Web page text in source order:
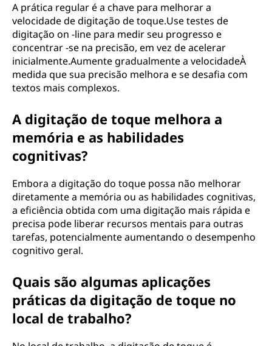
A prática regular é a chave para melhorar a
velocidade de digitação de toque.Use testes de
digitação on -line para medir seu progresso e
concentrar -se na precisão, em vez de acelerar
inicialmente.Aumente gradualmente a velocidadeÀ
medida que sua precisão melhora e se desafia com
textos mais complexos.
A digitação de toque melhora a
memória e as habilidades
cognitivas?
Embora a digitação do toque possa não melhorar
diretamente a memória ou as habilidades cognitivas,
a eficiência obtida com uma digitação mais rápida e
precisa pode liberar recursos mentais para outras
tarefas, potencialmente aumentando o desempenho
cognitivo geral.
Quais são algumas aplicações
práticas da digitação de toque no
local de trabalho?